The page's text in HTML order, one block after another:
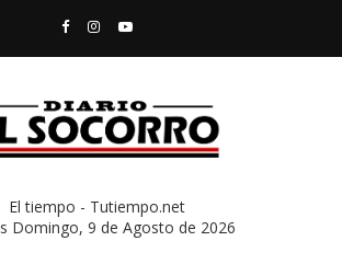
El tiempo - Tutiempo.net
Domingo, 9 de Agosto de 2026